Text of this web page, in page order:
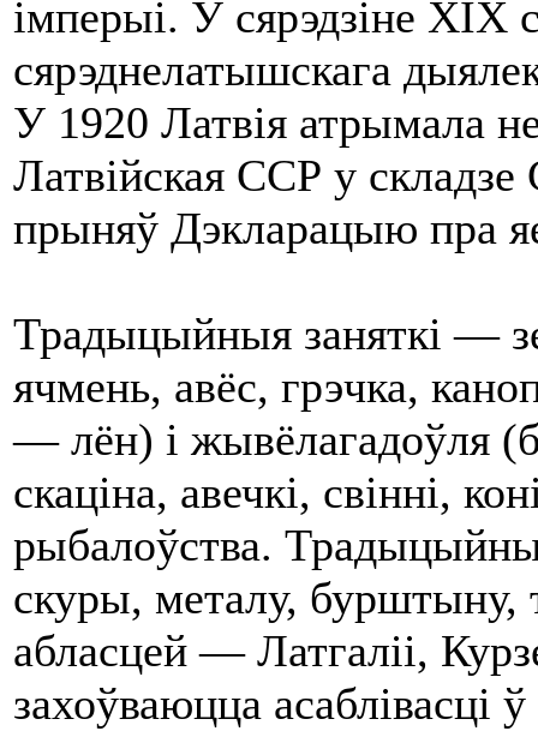
імперыі. У сярэдзіне XIX
сярэднелатышскага
У 1920 Латвія атрымала
Латвійская ССР у
прыняў Дэкларацыю пра
Традыцыйныя заняткі —
ячмень, авёс, грэчка,
— лён) і жывёлагадоўля
скаціна, авечкі, свінні,
рыбалоўства.
скуры, металу,
абласцей — Латгаліі,
захоўваюцца асаблівасці